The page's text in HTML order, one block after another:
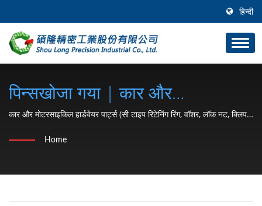
हिन्दी
पिन्सखोजा गया | कार और
मोटरसाइकिल हार्डवेयर पार्ट्स (सी टाइप
रिटेनिंग रिंग, वॉशर, लॉक नट, क्लिप,
कार और मोटरसाइकिल हार्डवेयर पार्ट्स (सी टाइप रिटेनिंग रिंग, वॉशर, लॉक नट, क्लिप,
Home